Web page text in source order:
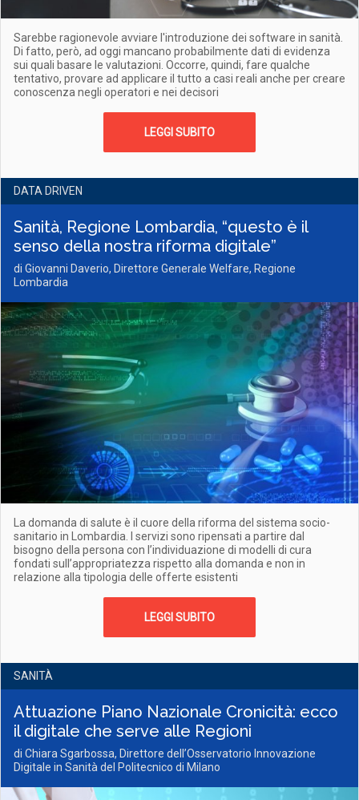
Sarebbe ragionevole avviare l'introduzione dei software in sanità.
Di fatto, però, ad oggi mancano probabilmente dati di evidenza
sui quali basare le valutazioni. Occorre, quindi, fare qualche
tentativo, provare ad applicare il tutto a casi reali anche per creare
conoscenza negli operatori e nei decisori
LEGGI SUBITO
DATA DRIVEN
Sanità, Regione Lombardia, “questo è il
senso della nostra riforma digitale”
di Giovanni Daverio, Direttore Generale Welfare, Regione
Lombardia
La domanda di salute è il cuore della riforma del sistema socio-
sanitario in Lombardia. I servizi sono ripensati a partire dal
bisogno della persona con l’individuazione di modelli di cura
fondati sull’appropriatezza rispetto alla domanda e non in
relazione alla tipologia delle offerte esistenti
LEGGI SUBITO
SANITÀ
Attuazione Piano Nazionale Cronicità: ecco
il digitale che serve alle Regioni
di Chiara Sgarbossa, Direttore dell’Osservatorio Innovazione
Digitale in Sanità del Politecnico di Milano